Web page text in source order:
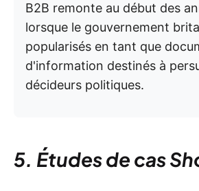
B2B remonte au début des
lorsque le gouvernement
popularisés en tant que
d'information destinés à
décideurs politiques.
5. Études de cas